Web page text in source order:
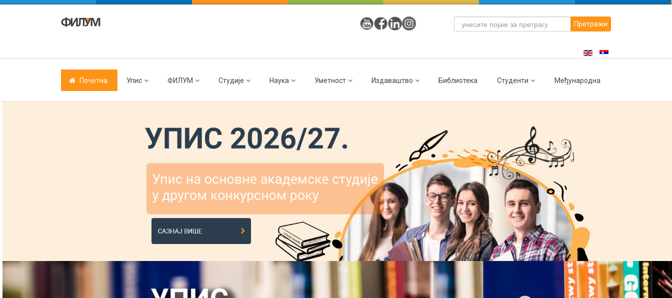
Претражи
Почетна Упис ФИЛУМ Студије Наука Уметност Издаваштво Библиотека Студенти Међународна